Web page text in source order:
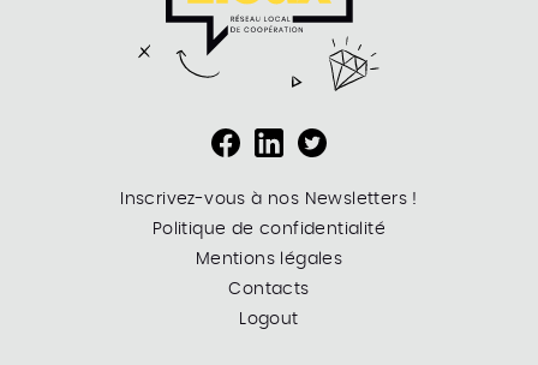
Inscrivez-vous à nos Newsletters !
Politique de confidentialité
Mentions légales
Contacts
Logout